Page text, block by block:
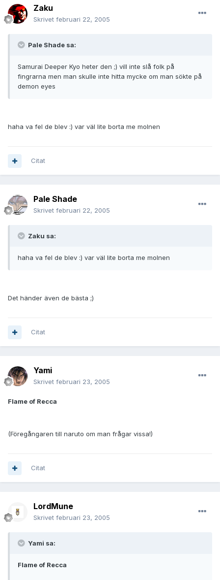
Zaku
Skrivet februari 22, 2005
Pale Shade sa:
Samurai Deeper Kyo heter den ;) vill inte slå folk på
fingrarna men man skulle inte hitta mycke om man sökte på
demon eyes
haha va fel de blev :) var väl lite borta me molnen
Citat
Pale Shade
Skrivet februari 22, 2005
Zaku sa:
haha va fel de blev :) var väl lite borta me molnen
Det händer även de bästa ;)
Citat
Yami
Skrivet februari 23, 2005
Flame of Recca
(Föregångaren till naruto om man frågar vissa!)
Citat
LordMune
Skrivet februari 23, 2005
Yami sa:
Flame of Recca